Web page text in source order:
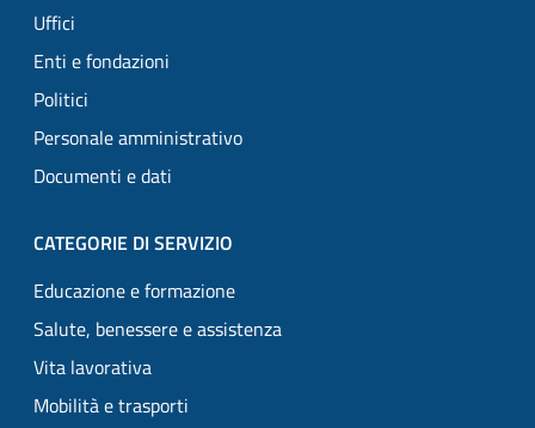
Uffici
Enti e fondazioni
Politici
Personale amministrativo
Documenti e dati
CATEGORIE DI SERVIZIO
Educazione e formazione
Salute, benessere e assistenza
Vita lavorativa
Mobilità e trasporti